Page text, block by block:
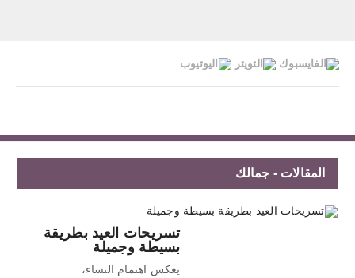
المقالات - جمالك
تسريحات العيد بطريقة
بسيطة وجميلة
يعكس اهتمام النساء،